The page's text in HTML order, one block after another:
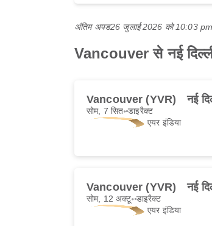
अंतिम अपड26 जुलाई 2026 को 10:03
Vancouver से नई
Vancouver (YVR) नई
सोम, 7 सित॰डाइरैक्ट
एयर इंडिया
Vancouver (YVR) नई
सोम, 12 अक्टू॰ डाइरैक्ट
एयर इंडिया